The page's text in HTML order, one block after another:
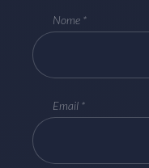
Nome
Email